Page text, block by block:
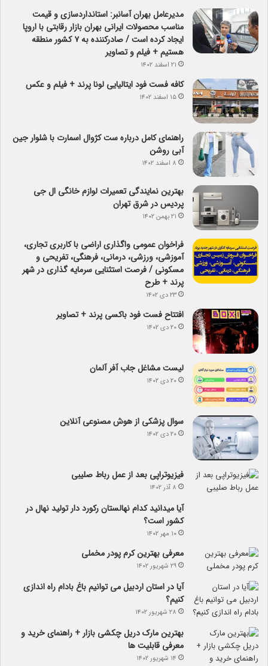
مدیرعامل بهران آسانبر: استانداردسازی و قیمت
مناسب محصولات ایرانی بهران بازار رقابتی با اروپا
ایجاد کرده است / صادرکننده به ۷ کشور منطقه
هستیم + فیلم و تصاویر
۲۱ اسفند ۱۴۰۲
کافه فست فود ایتالیایی لونا پرند + فیلم و عکس
۱۵ اسفند ۱۴۰۲
راهنمای کامل درباره ست کژوال اسمارت با شلوار جین
آبی روشن
۸ اسفند ۱۴۰۲
بهترین نمایندگی تعمیرات لوازم خانگی ال جی
پردیس در شرق تهران
۲۱ بهمن ۱۴۰۲
فراخوان عمومی واگذاری اراضی با کاربری تجاری،
آموزشی، ورزشی، درمانی، فرهنگی، تفریحی و
مسکونی / فرصت استثنایی سرمایه گذاری در شهر
پرند + طرح
۲۳ دی ۱۴۰۲
افتتاح فست فود باکسی پرند + تصاویر
۲۰ دی ۱۴۰۲
لیست مشاغل جاب آفر آلمان
۲۰ دی ۱۴۰۲
سوال پزشکی از هوش مصنوعی آنلاین
۲۰ دی ۱۴۰۲
فیزیوتراپی بعد از عمل رباط صلیبی
۸ آذر ۱۴۰۲
آیا می­دانید کدام نهالستان رکورد دار تولید نهال­ در
کشور است؟
۱۰ مهر ۱۴۰۲
معرفی بهترین کرم پودر مخملی
۲۹ شهریور ۱۴۰۲
آیا در استان اردبیل می توانیم باغ بادام راه اندازی
کنیم؟
۲۸ شهریور ۱۴۰۲
بهترین مارک دریل چکشی بازار + راهنمای خرید و
معرفی قابلیت ها
۱۴ شهریور ۱۴۰۲